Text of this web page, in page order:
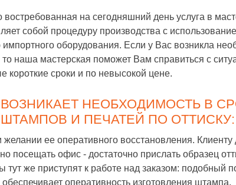
востребованная на сегодняшний день услуга в
собой процедуру производства с
оборудования. Если у Вас возникла
наша мастерская поможет Вам справиться с
короткие сроки и по невысокой цене.
НЕОБХОДИМОСТЬ В
И ПЕЧАТЕЙ ПО ОТТИСКУ:
ее оперативного восстановления. Клиенту
посещать офис - достаточно прислать образец
тут же приступят к работе над заказом: подобный
оперативность изготовления штампа.